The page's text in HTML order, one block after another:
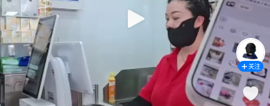
关注